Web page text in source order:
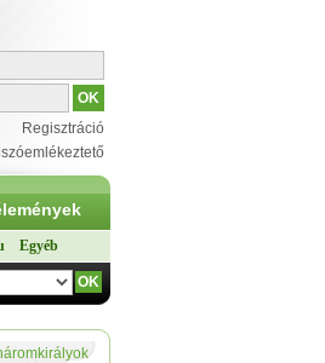
Regisztráció
Egyéb